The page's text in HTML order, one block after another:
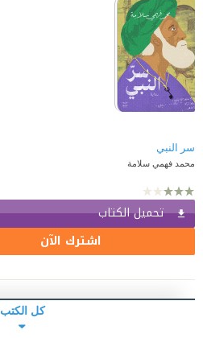
سر النبي
محمد فهمي سلامة
تحميل الكتاب
اشترك الآن
كل الكتب